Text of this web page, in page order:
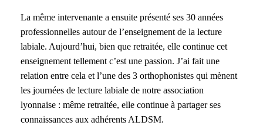
La même intervenante a ensuite présenté ses 30 années
professionnelles autour de l’enseignement de la lecture
labiale. Aujourd’hui, bien que retraitée, elle continue cet
enseignement tellement c’est une passion. J’ai fait une
relation entre cela et l’une des 3 orthophonistes qui mènent
les journées de lecture labiale de notre association
lyonnaise : même retraitée, elle continue à partager ses
connaissances aux adhérents ALDSM.